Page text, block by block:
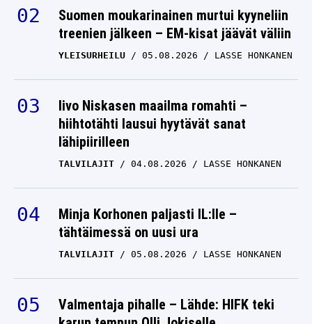
Suomen moukarinainen murtui kyyneliin
treenien jälkeen – EM-kisat jäävät väliin
YLEISURHEILU 05.08.2026 LASSE HONKANEN
Iivo Niskasen maailma romahti –
hiihtotähti lausui hyytävät sanat
lähipiirilleen
TALVILAJIT 04.08.2026 LASSE HONKANEN
Minja Korhonen paljasti IL:lle –
tähtäimessä on uusi ura
TALVILAJIT 05.08.2026 LASSE HONKANEN
Valmentaja pihalle – Lähde: HIFK teki